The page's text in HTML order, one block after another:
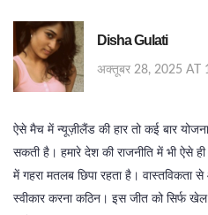
Disha Gulati
अक्तूबर 28, 2025 AT
ऐसे मैच में न्यूज़ीलैंड की हार तो कई बार
सकती है। हमारे देश की राजनीति में भी ऐसे
में गहरा मतलब छिपा रहता है।
स्वीकार करना कठिन। इस जीत को सिर्फ